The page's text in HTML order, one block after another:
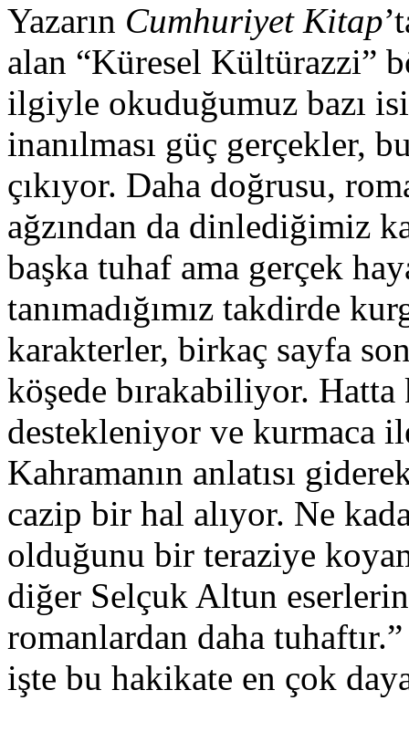
Yazarın Cumhuriyet Kitap
alan “Küresel Kültürazzi”
ilgiyle okuduğumuz bazı
inanılması güç gerçekler,
çıkıyor. Daha doğrusu,
ağzından da dinlediğimiz
başka tuhaf ama gerçek
tanımadığımız takdirde
karakterler, birkaç sayfa
köşede bırakabiliyor.
destekleniyor ve kurmaca
Kahramanın anlatısı
cazip bir hal alıyor. Ne
olduğunu bir teraziye
diğer Selçuk Altun
romanlardan daha
işte bu hakikate en çok